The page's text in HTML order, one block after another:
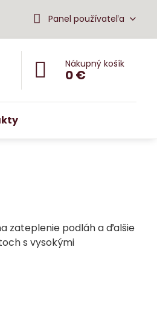
Panel používateľa
Nákupný košík
0 €
zateplenie podláh a ďalšie
s vysokými